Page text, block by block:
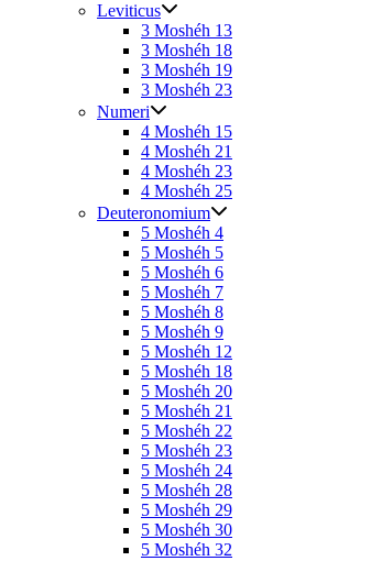
Leviticus
3 Moshéh 13
3 Moshéh 18
3 Moshéh 19
3 Moshéh 23
Numeri
4 Moshéh 15
4 Moshéh 21
4 Moshéh 23
4 Moshéh 25
Deuteronomium
5 Moshéh 4
5 Moshéh 5
5 Moshéh 6
5 Moshéh 7
5 Moshéh 8
5 Moshéh 9
5 Moshéh 12
5 Moshéh 18
5 Moshéh 20
5 Moshéh 21
5 Moshéh 22
5 Moshéh 23
5 Moshéh 24
5 Moshéh 28
5 Moshéh 29
5 Moshéh 30
5 Moshéh 32